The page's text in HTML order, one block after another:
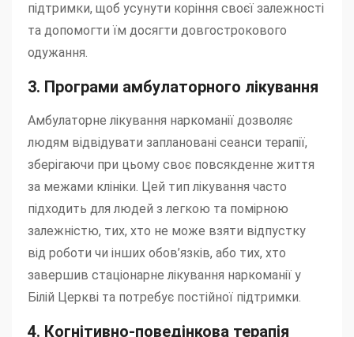
підтримки, щоб усунути коріння своєї залежності
та допомогти їм досягти довгострокового
одужання.
3. Програми амбулаторного лікування
Амбулаторне лікування наркоманії дозволяє
людям відвідувати заплановані сеанси терапії,
зберігаючи при цьому своє повсякденне життя
за межами клініки. Цей тип лікування часто
підходить для людей з легкою та помірною
залежністю, тих, хто не може взяти відпустку
від роботи чи інших обов’язків, або тих, хто
завершив стаціонарне лікування наркоманії у
Білій Церкві та потребує постійної підтримки.
4. Когнітивно-поведінкова терапія